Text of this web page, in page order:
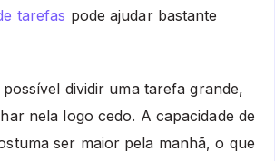
tarefas pode ajudar bastante
dividir uma tarefa grande,
nela logo cedo. A capacidade de
ser maior pela manhã, o que